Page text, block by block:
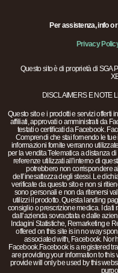
Per assistenza, info o
Privacy
Questo sito è di proprietà di SGA
DISCLAIMERS E NOTE
Questo sito e i prodotti e servizi offerti
affiliati, approvati o amministrati da
testati o certificati da Facebook.
Comprendi che stai fornendo le
informazioni fornite verranno
per la vendita Telematica a distanza
referenze utilizzati all’interno di
potrebbero non corrispondere
dell’inesattezza degli stessi. Le
verificate da questo sito e non si
sono personali e non da ritenersi
utilizzi il prodotto. Questa landing
consiglio o prescrizione medica. I dati
dall’azienda sovracitata e dalle
Indagini Statistiche, Remarketing e
offered on this site is in no way
associated with, Facebook. Nor
Facebook.Facebook is a registered
are providing your information to
provide will only be used by this